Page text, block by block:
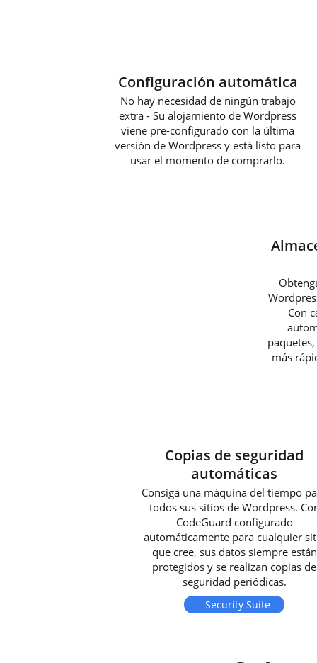
Configuración automática
No hay necesidad de ningún trabajo
extra - Su alojamiento de Wordpress
viene pre-configurado con la última
versión de Wordpress y está listo para
usar el momento de comprarlo.
Con
más
Copias de seguridad
automáticas
Consiga una máquina del tiempo
todos sus sitios de Wordpress.
CodeGuard configurado
automáticamente para cualquier
que cree, sus datos siempre están
protegidos y se realizan copias de
seguridad periódicas.
Security Suite